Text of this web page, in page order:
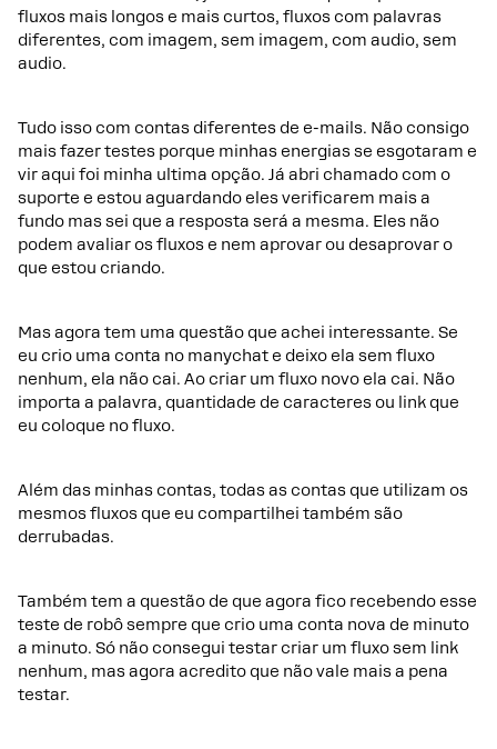
fluxos mais longos e mais curtos, fluxos com palavras
diferentes, com imagem, sem imagem, com audio, sem
audio.
Tudo isso com contas diferentes de e-mails. Não consigo
mais fazer testes porque minhas energias se esgotaram e
vir aqui foi minha ultima opção. Já abri chamado com o
suporte e estou aguardando eles verificarem mais a
fundo mas sei que a resposta será a mesma. Eles não
podem avaliar os fluxos e nem aprovar ou desaprovar o
que estou criando.
Mas agora tem uma questão que achei interessante. Se
eu crio uma conta no manychat e deixo ela sem fluxo
nenhum, ela não cai. Ao criar um fluxo novo ela cai. Não
importa a palavra, quantidade de caracteres ou link que
eu coloque no fluxo.
Além das minhas contas, todas as contas que utilizam os
mesmos fluxos que eu compartilhei também são
derrubadas.
Também tem a questão de que agora fico recebendo esse
teste de robô sempre que crio uma conta nova de minuto
a minuto. Só não consegui testar criar um fluxo sem link
nenhum, mas agora acredito que não vale mais a pena
testar.